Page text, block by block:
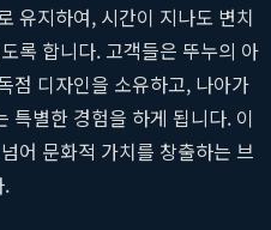
유지하여, 시간이 지나도 변치
록 합니다. 고객들은 뚜누의 아
점 디자인을 소유하고, 나아가
특별한 경험을 하게 됩니다. 이
어 문화적 가치를 창출하는 브
.